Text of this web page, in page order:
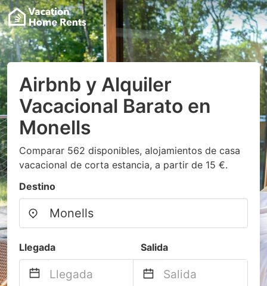
Airbnb y Alquiler
Vacacional Barato en
Monells
Comparar 562 disponibles, alojamientos de casa
vacacional de corta estancia, a partir de 15 €.
Destino
Llegada Salida